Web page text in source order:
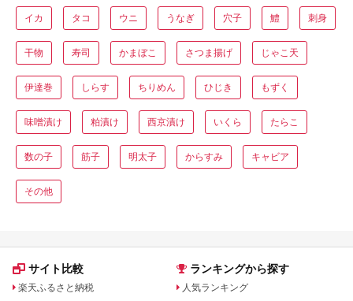
イカ タコ ウニ うなぎ 穴子 鱧 刺身
干物 寿司 かまぼこ さつま揚げ じゃこ天
伊達巻 しらす ちりめん ひじき もずく
味噌漬け 粕漬け 西京漬け いくら たらこ
数の子 筋子 明太子 からすみ キャビア
その他
サイト比較
楽天ふるさと納税
ランキングから探す
人気ランキング